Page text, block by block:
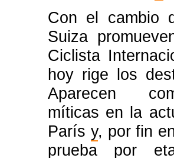
Con el cambio
Suiza
Ciclista
hoy rige los
Aparecen
míticas en la
París y, por fin
prueba por